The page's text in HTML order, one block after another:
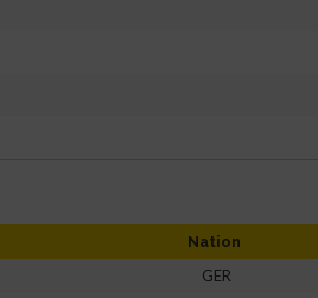
Nation
GER